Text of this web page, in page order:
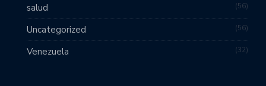
salud 56
Uncategorized 56
Venezuela 32